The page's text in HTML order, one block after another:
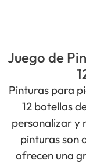
Juego de
Pinturas para
12 botellas
personalizar y
pinturas son
ofrecen una